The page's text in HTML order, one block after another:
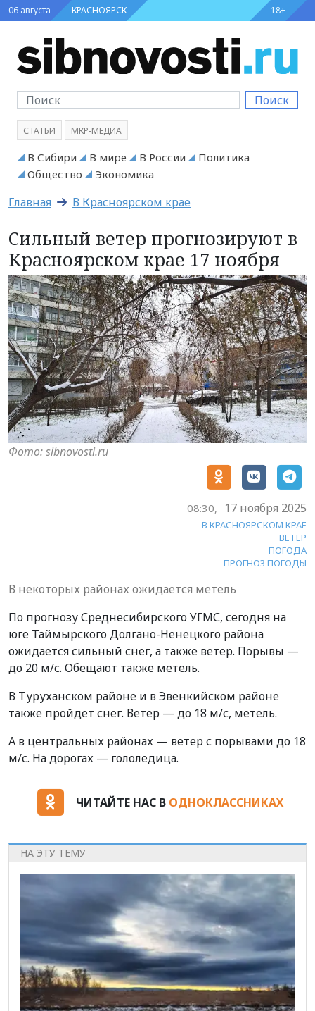
06 августа КРАСНОЯРСК 18+
Поиск
СТАТЬИ МКР-МЕДИА
В Сибири В мире В России
Политика
Общество
Экономика
Главная В Красноярском крае
Сильный ветер прогнозируют в
Красноярском крае 17 ноября
Фото: sibnovosti.ru
08:30, 17 ноября 2025
В КРАСНОЯРСКОМ КРАЕ
ВЕТЕР
ПОГОДА
ПРОГНОЗ ПОГОДЫ
В некоторых районах ожидается метель
По прогнозу Среднесибирского УГМС, сегодня на
юге Таймырского Долгано-Ненецкого района
ожидается сильный снег, а также ветер. Порывы —
до 20 м/с. Обещают также метель.
В Туруханском районе и в Эвенкийском районе
также пройдет снег. Ветер — до 18 м/с, метель.
А в центральных районах — ветер с порывами до 18
м/с. На дорогах — гололедица.
ЧИТАЙТЕ НАС В ОДНОКЛАССНИКАХ
НА ЭТУ ТЕМУ